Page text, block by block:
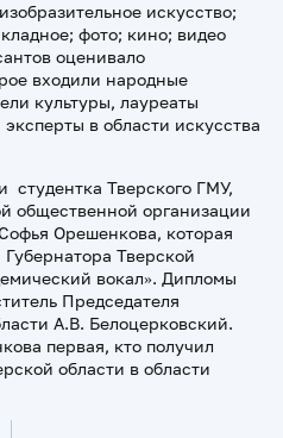
искусство;
фото; кино; видео
оценивало
входили народные
культуры, лауреаты
в области искусства
Тверского ГМУ,
общественной организации
Орешенкова, которая
Тверской
вокал». Дипломы
Председателя
А.В. Белоцерковский.
первая, кто получил
области в области